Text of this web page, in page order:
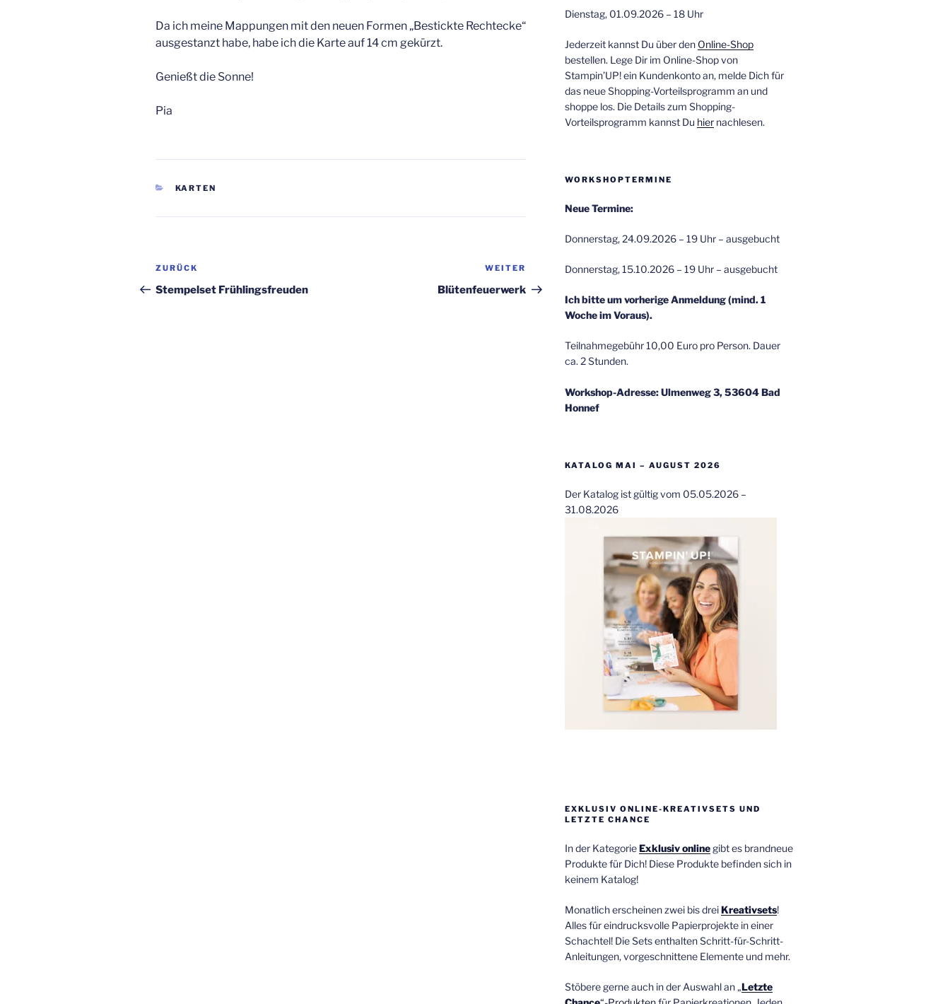
Da ich meine Mappungen mit den neuen Formen „Bestickte Rechtecke“
ausgestanzt habe, habe ich die Karte auf 14 cm gekürzt.
Genießt die Sonne!
Pia
KATEGORIEN
KARTEN
Beitragsnavigation
Vorheriger
Beitrag
ZURÜCK
Stempelset Frühlingsfreuden
Nächster
Beitrag
WEITER
Blütenfeuerwerk
Dienstag, 01.09.2026 – 18 Uhr
Jederzeit kannst Du über den Online-Shop
bestellen. Lege Dir im Online-Shop von
Stampin’UP! ein Kundenkonto an, melde Dich für
das neue Shopping-Vorteilsprogramm an und
shoppe los. Die Details zum Shopping-
Vorteilsprogramm kannst Du hiernachlesen.
WORKSHOPTERMINE
Neue Termine:
Donnerstag, 24.09.2026 – 19 Uhr – ausgebucht
Donnerstag, 15.10.2026 – 19 Uhr – ausgebucht
Ich bitte um vorherige Anmeldung (mind. 1
Woche im Voraus).
Teilnahmegebühr 10,00 Euro pro Person. Dauer
ca. 2 Stunden.
Workshop-Adresse: Ulmenweg 3, 53604 Bad
Honnef
KATALOG MAI – AUGUST 2026
Der Katalog ist gültig vom 05.05.2026 –
31.08.2026
EXKLUSIV ONLINE-KREATIVSETS UND
LETZTE CHANCE
In der KategorieExklusiv onlinegibt es brandneue
Produkte für Dich! Diese Produkte befinden sich in
keinem Katalog!
Monatlich erscheinen zwei bis drei Kreativsets!
Alles für eindrucksvolle Papierprojekte in einer
Schachtel! Die Sets enthalten Schritt-für-Schritt-
Anleitungen, vorgeschnittene Elemente und mehr.
Stöbere gerne auch in der Auswahl an „Letzte